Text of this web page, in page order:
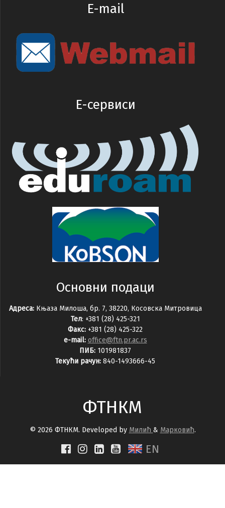
E-mail
E-сервиси
Основни подаци
Адреса: Књаза Милоша, бр. 7, 38220, Косовска Митровица
Тел: +381 (28) 425-321
Факс: +381 (28) 425-322
e-mail: office@ftn.pr.ac.rs
ПИБ: 101981837
Текући рачун: 840-1493666-45
ФТНКМ
© 2026 ФТНКМ. Developed by Милић & Марковић.
EN